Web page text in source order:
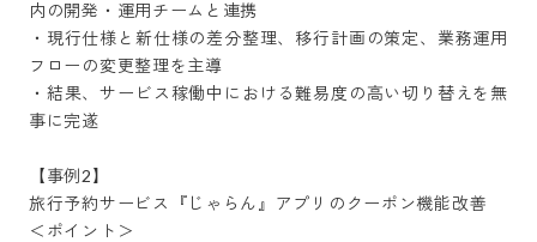
内の開発・運用チームと連携
・現行仕様と新仕様の差分整理、移行計画の策定、業務運用
フローの変更整理を主導
・結果、サービス稼働中における難易度の高い切り替えを無
事に完遂
【事例2】
旅行予約サービス『じゃらん』アプリのクーポン機能改善
＜ポイント＞